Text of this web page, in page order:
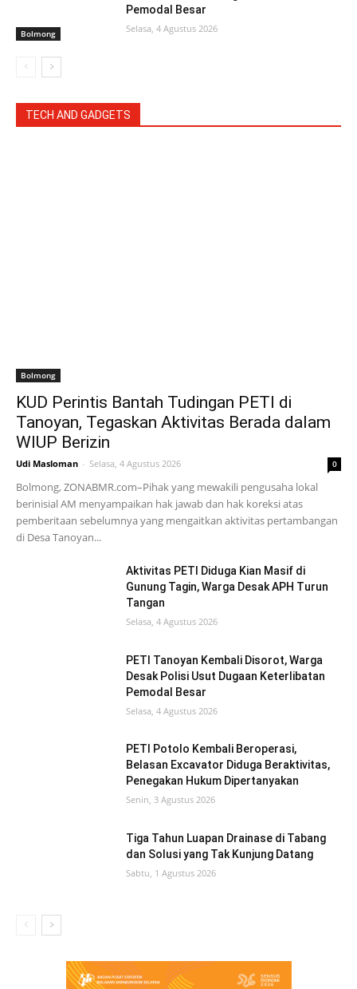
Bolmong
Pemodal Besar
Selasa, 4 Agustus 2026
TECH AND GADGETS
Bolmong
KUD Perintis Bantah Tudingan PETI di
Tanoyan, Tegaskan Aktivitas Berada dalam
WIUP Berizin
Udi Masloman - Selasa, 4 Agustus 2026 0
Bolmong, ZONABMR.com–Pihak yang mewakili pengusaha lokal
berinisial AM menyampaikan hak jawab dan hak koreksi atas
pemberitaan sebelumnya yang mengaitkan aktivitas pertambangan
di Desa Tanoyan...
Aktivitas PETI Diduga Kian Masif di
Gunung Tagin, Warga Desak APH Turun
Tangan
Selasa, 4 Agustus 2026
PETI Tanoyan Kembali Disorot, Warga
Desak Polisi Usut Dugaan Keterlibatan
Pemodal Besar
Selasa, 4 Agustus 2026
PETI Potolo Kembali Beroperasi,
Belasan Excavator Diduga Beraktivitas,
Penegakan Hukum Dipertanyakan
Senin, 3 Agustus 2026
Tiga Tahun Luapan Drainase di Tabang
dan Solusi yang Tak Kunjung Datang
Sabtu, 1 Agustus 2026